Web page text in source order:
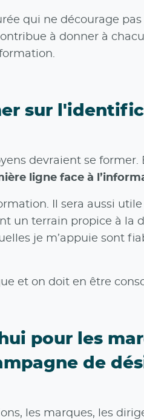
qui ne décourage
à donner à
sur
devraient se former.
ligne face à
Il sera aussi utile
un terrain propice à la
je m’appuie sont
et on doit en être
pour les
de
les marques, les